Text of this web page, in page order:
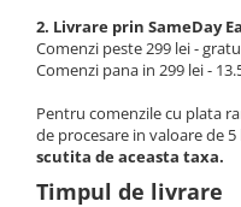
2. Livrare prin SameDay
Comenzi peste 299 lei -
Comenzi pana in 299 lei -
Pentru comenzile cu plata
de procesare in valoare de 5
scutita de aceasta taxa.
Timpul de livrare